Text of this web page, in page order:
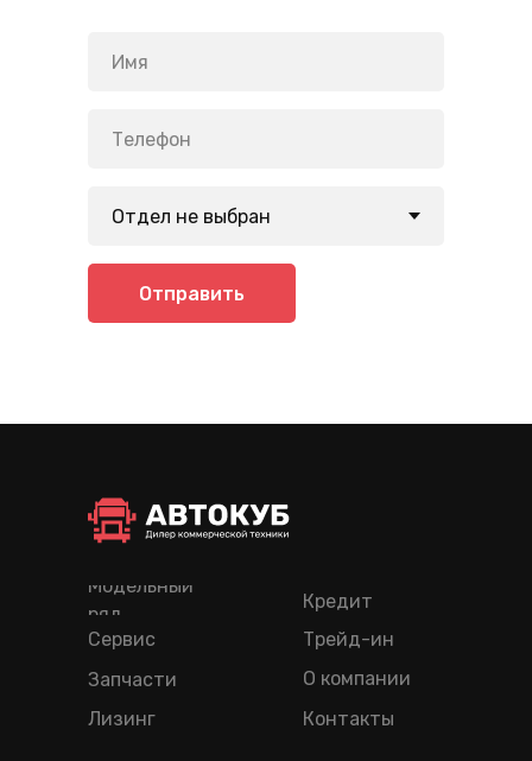
Отправить
Лизинг
Кредит
Трейд-ин
Модельный
ряд
Сервис
Запчасти
О компании
Контакты